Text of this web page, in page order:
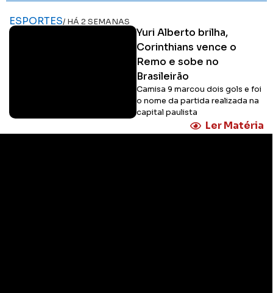
ESPORTES/ HÁ 2 SEMANAS
Yuri Alberto brilha,
Corinthians vence o
Remo e sobe no
Brasileirão
Camisa 9 marcou dois gols e foi
o nome da partida realizada na
capital paulista
Ler Matéria